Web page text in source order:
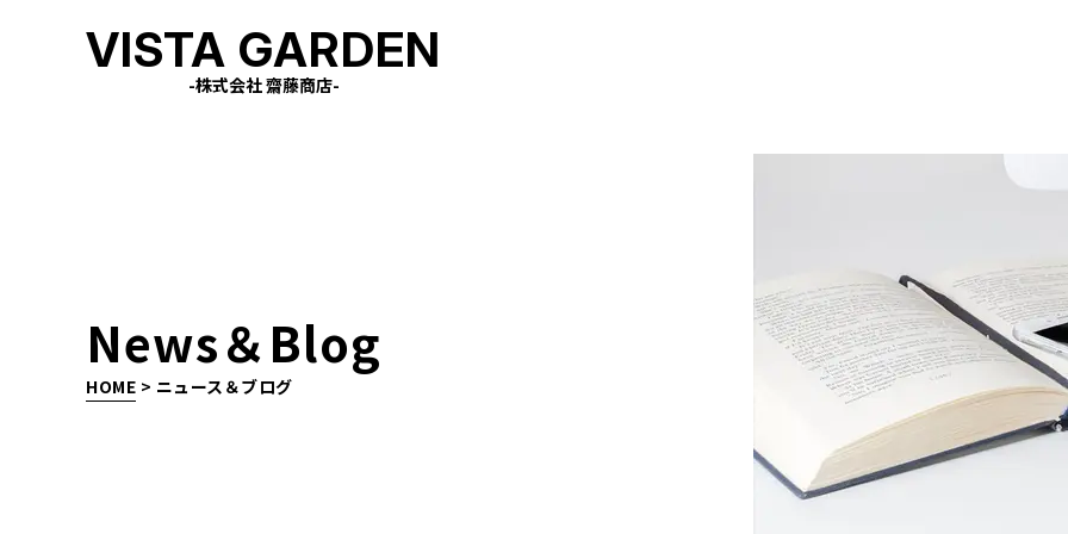
VISTA GARDEN
-株式会社 齋藤商店-
News＆Blog
HOME > ニュース＆ブログ